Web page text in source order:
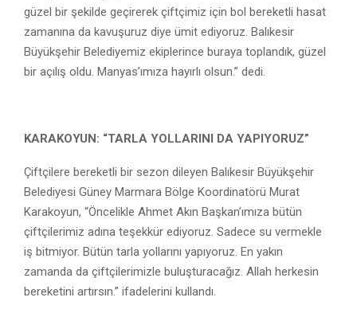
güzel bir şekilde geçirerek çiftçimiz için bol bereketli hasat
zamanına da kavuşuruz diye ümit ediyoruz. Balıkesir
Büyükşehir Belediyemiz ekiplerince buraya toplandık, güzel
bir açılış oldu. Manyas’ımıza hayırlı olsun.” dedi.
KARAKOYUN: “TARLA YOLLARINI DA YAPIYORUZ”
Çiftçilere bereketli bir sezon dileyen Balıkesir Büyükşehir
Belediyesi Güney Marmara Bölge Koordinatörü Murat
Karakoyun, “Öncelikle Ahmet Akın Başkan’ımıza bütün
çiftçilerimiz adına teşekkür ediyoruz. Sadece su vermekle
iş bitmiyor. Bütün tarla yollarını yapıyoruz. En yakın
zamanda da çiftçilerimizle buluşturacağız. Allah herkesin
bereketini artırsın.” ifadelerini kullandı.